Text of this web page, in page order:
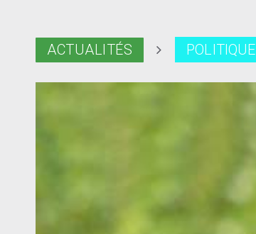
ACTUALITÉS POLITIQUE